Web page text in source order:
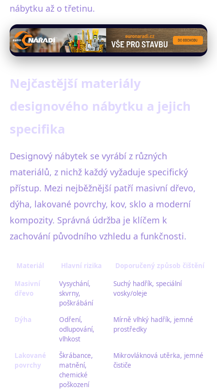
nábytku až o třetinu.
Nejčastější materiály
designového nábytku a jejich
specifika
Designový nábytek se vyrábí z různých
materiálů, z nichž každý vyžaduje specifický
přístup. Mezi nejběžnější patří masivní dřevo,
dýha, lakované povrchy, kov, sklo a moderní
kompozity. Správná údržba je klíčem k
zachování původního vzhledu a funkčnosti.
Materiál Hlavní rizika Doporučený způsob čištění
Masivní
dřevo
Vysychání,
skvrny,
poškrábání
Suchý hadřík, speciální
vosky/oleje
Dýha
Odření,
odlupování,
vlhkost
Mírně vlhký hadřík, jemné
prostředky
Lakované
povrchy
Škrábance,
matnění,
chemické
poškození
Mikrovláknová utěrka, jemné
čističe